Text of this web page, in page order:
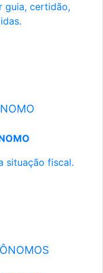
guia, certidão,
situação fiscal.